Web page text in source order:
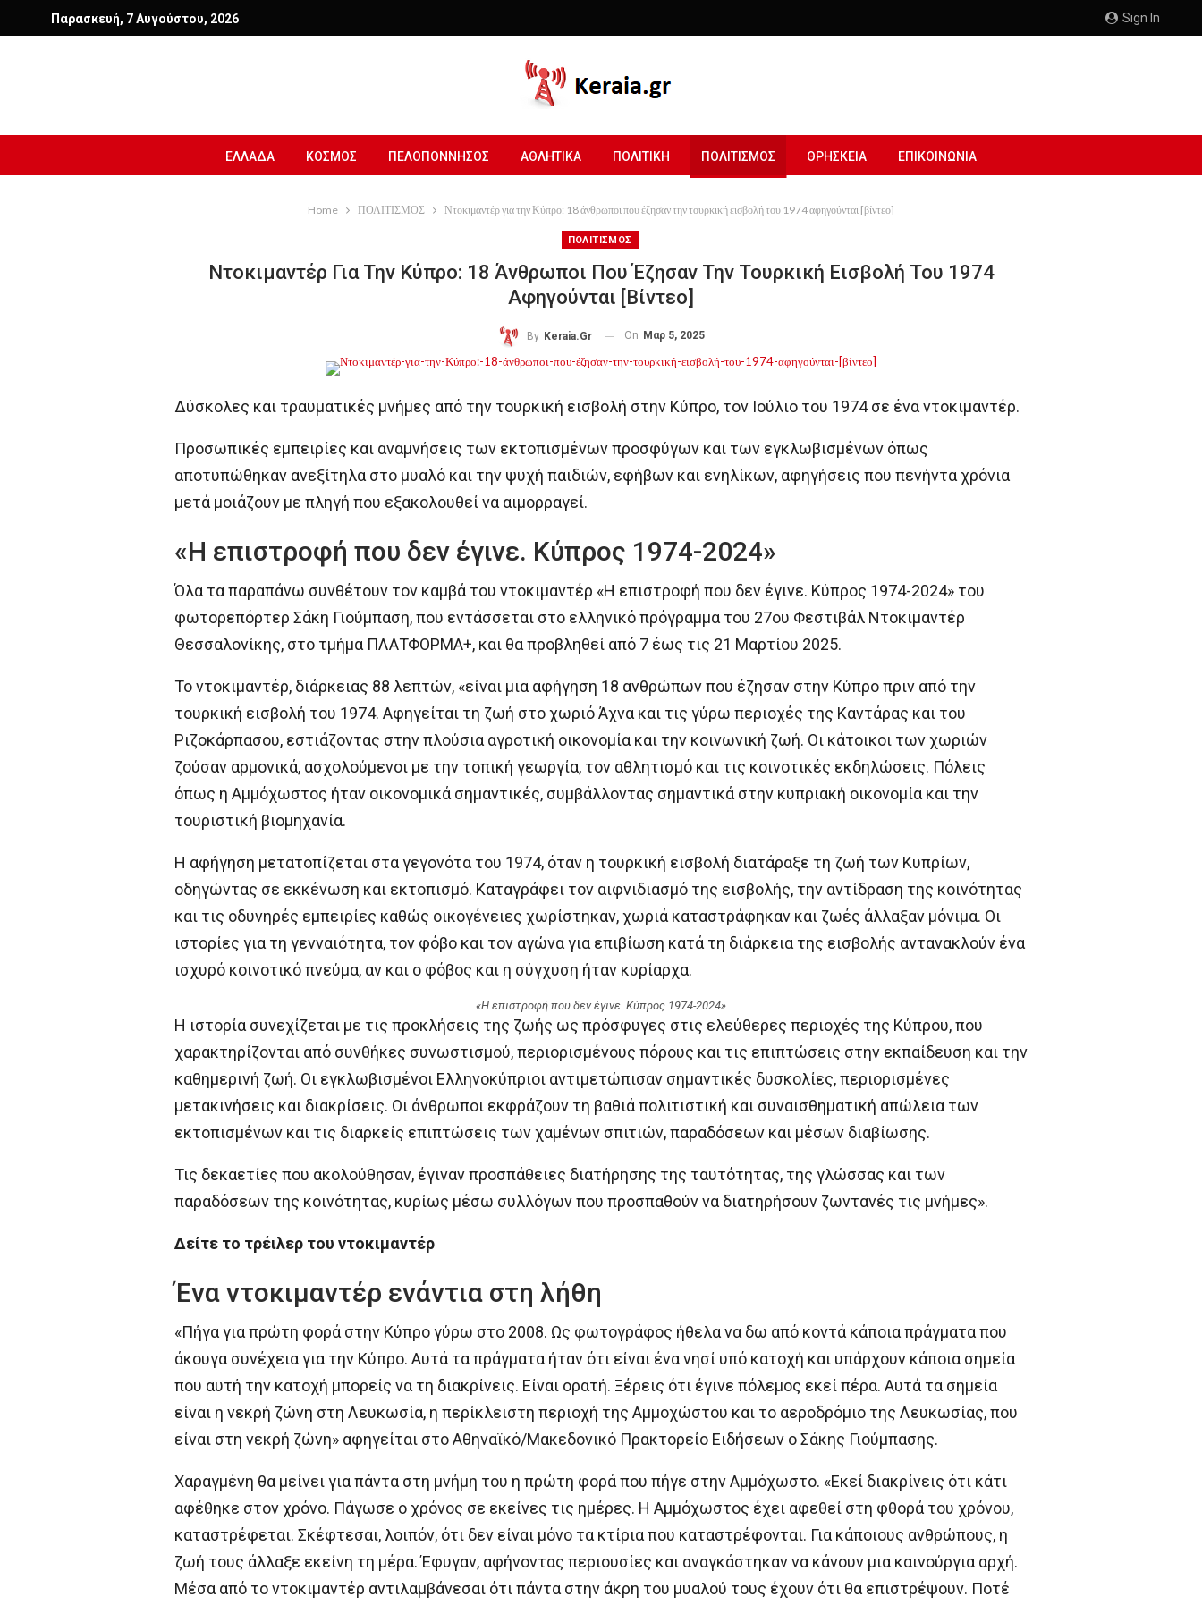
Sign In
Παρασκευή, 7 Αυγούστου, 2026
ΕΛΛΑΔΑ ΚΟΣΜΟΣ ΠΕΛΟΠΟΝΝΗΣΟΣ ΑΘΛΗΤΙΚΑ ΠΟΛΙΤΙΚΗ ΠΟΛΙΤΙΣΜΟΣ ΘΡΗΣΚΕΙΑ ΕΠΙΚΟΙΝΩΝΙΑ
Home ΠΟΛΙΤΙΣΜΟΣ Ντοκιμαντέρ για την Κύπρο: 18 άνθρωποι που έζησαν την τουρκική εισβολή του 1974 αφηγούνται [βίντεο]
ΠΟΛΙΤΙΣΜΟΣ
Ντοκιμαντέρ Για Την Κύπρο: 18 Άνθρωποι Που Έζησαν Την Τουρκική Εισβολή Του 1974
Αφηγούνται [βίντεο]
By Keraia.gr On Μαρ 5, 2025
Δύσκολες και τραυματικές μνήμες από την τουρκική εισβολή στην Κύπρο, τον Ιούλιο του 1974 σε ένα ντοκιμαντέρ.
Προσωπικές εμπειρίες και αναμνήσεις των εκτοπισμένων προσφύγων και των εγκλωβισμένων όπως
αποτυπώθηκαν ανεξίτηλα στο μυαλό και την ψυχή παιδιών, εφήβων και ενηλίκων, αφηγήσεις που πενήντα χρόνια
μετά μοιάζουν με πληγή που εξακολουθεί να αιμορραγεί.
«Η επιστροφή που δεν έγινε. Κύπρος 1974-2024»
Όλα τα παραπάνω συνθέτουν τον καμβά του ντοκιμαντέρ «Η επιστροφή που δεν έγινε. Κύπρος 1974-2024» του
φωτορεπόρτερ Σάκη Γιούμπαση, που εντάσσεται στο ελληνικό πρόγραμμα του 27ου Φεστιβάλ Ντοκιμαντέρ
Θεσσαλονίκης, στο τμήμα ΠΛΑΤΦΟΡΜΑ+, και θα προβληθεί από 7 έως τις 21 Μαρτίου 2025.
Το ντοκιμαντέρ, διάρκειας 88 λεπτών, «είναι μια αφήγηση 18 ανθρώπων που έζησαν στην Κύπρο πριν από την
τουρκική εισβολή του 1974. Αφηγείται τη ζωή στο χωριό Άχνα και τις γύρω περιοχές της Καντάρας και του
Ριζοκάρπασου, εστιάζοντας στην πλούσια αγροτική οικονομία και την κοινωνική ζωή. Οι κάτοικοι των χωριών
ζούσαν αρμονικά, ασχολούμενοι με την τοπική γεωργία, τον αθλητισμό και τις κοινοτικές εκδηλώσεις. Πόλεις
όπως η Αμμόχωστος ήταν οικονομικά σημαντικές, συμβάλλοντας σημαντικά στην κυπριακή οικονομία και την
τουριστική βιομηχανία.
Η αφήγηση μετατοπίζεται στα γεγονότα του 1974, όταν η τουρκική εισβολή διατάραξε τη ζωή των Κυπρίων,
οδηγώντας σε εκκένωση και εκτοπισμό. Καταγράφει τον αιφνιδιασμό της εισβολής, την αντίδραση της κοινότητας
και τις οδυνηρές εμπειρίες καθώς οικογένειες χωρίστηκαν, χωριά καταστράφηκαν και ζωές άλλαξαν μόνιμα. Οι
ιστορίες για τη γενναιότητα, τον φόβο και τον αγώνα για επιβίωση κατά τη διάρκεια της εισβολής αντανακλούν ένα
ισχυρό κοινοτικό πνεύμα, αν και ο φόβος και η σύγχυση ήταν κυρίαρχα.
«Η επιστροφή που δεν έγινε. Κύπρος 1974-2024»
Η ιστορία συνεχίζεται με τις προκλήσεις της ζωής ως πρόσφυγες στις ελεύθερες περιοχές της Κύπρου, που
χαρακτηρίζονται από συνθήκες συνωστισμού, περιορισμένους πόρους και τις επιπτώσεις στην εκπαίδευση και την
καθημερινή ζωή. Οι εγκλωβισμένοι Ελληνοκύπριοι αντιμετώπισαν σημαντικές δυσκολίες, περιορισμένες
μετακινήσεις και διακρίσεις. Οι άνθρωποι εκφράζουν τη βαθιά πολιτιστική και συναισθηματική απώλεια των
εκτοπισμένων και τις διαρκείς επιπτώσεις των χαμένων σπιτιών, παραδόσεων και μέσων διαβίωσης.
Τις δεκαετίες που ακολούθησαν, έγιναν προσπάθειες διατήρησης της ταυτότητας, της γλώσσας και των
παραδόσεων της κοινότητας, κυρίως μέσω συλλόγων που προσπαθούν να διατηρήσουν ζωντανές τις μνήμες».
Δείτε το τρέιλερ του ντοκιμαντέρ
Ένα ντοκιμαντέρ ενάντια στη λήθη
«Πήγα για πρώτη φορά στην Κύπρο γύρω στο 2008. Ως φωτογράφος ήθελα να δω από κοντά κάποια πράγματα που
άκουγα συνέχεια για την Κύπρο. Αυτά τα πράγματα ήταν ότι είναι ένα νησί υπό κατοχή και υπάρχουν κάποια σημεία
που αυτή την κατοχή μπορείς να τη διακρίνεις. Είναι ορατή. Ξέρεις ότι έγινε πόλεμος εκεί πέρα. Αυτά τα σημεία
είναι η νεκρή ζώνη στη Λευκωσία, η περίκλειστη περιοχή της Αμμοχώστου και το αεροδρόμιο της Λευκωσίας, που
είναι στη νεκρή ζώνη» αφηγείται στο Αθηναϊκό/Μακεδονικό Πρακτορείο Ειδήσεων ο Σάκης Γιούμπασης.
Χαραγμένη θα μείνει για πάντα στη μνήμη του η πρώτη φορά που πήγε στην Αμμόχωστο. «Εκεί διακρίνεις ότι κάτι
αφέθηκε στον χρόνο. Πάγωσε ο χρόνος σε εκείνες τις ημέρες. Η Αμμόχωστος έχει αφεθεί στη φθορά του χρόνου,
καταστρέφεται. Σκέφτεσαι, λοιπόν, ότι δεν είναι μόνο τα κτίρια που καταστρέφονται. Για κάποιους ανθρώπους, η
ζωή τους άλλαξε εκείνη τη μέρα. Έφυγαν, αφήνοντας περιουσίες και αναγκάστηκαν να κάνουν μια καινούργια αρχή.
Μέσα από το ντοκιμαντέρ αντιλαμβάνεσαι ότι πάντα στην άκρη του μυαλού τους έχουν ότι θα επιστρέψουν. Ποτέ